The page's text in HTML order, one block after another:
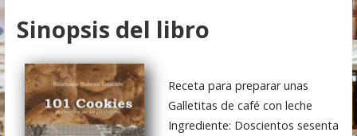
e
n
i
d
o
Sinopsis del libro
Receta para preparar unas
Galletitas de café con leche
Ingrediente: Doscientos sesenta